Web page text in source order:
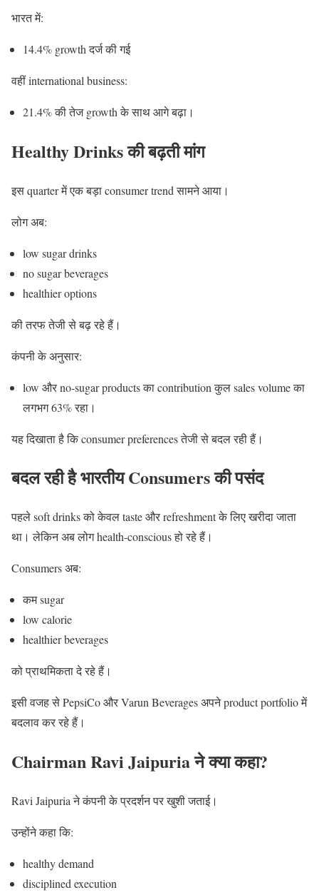
भारत में:
14.4% growth दर्ज की गई
वहीं international business:
21.4% की तेज growth के साथ आगे बढ़ा।
Healthy Drinks की बढ़ती मांग
इस quarter में एक बड़ा consumer trend सामने आया।
लोग अब:
low sugar drinks
no sugar beverages
healthier options
की तरफ तेजी से बढ़ रहे हैं।
कंपनी के अनुसार:
low और no-sugar products का contribution कुल sales volume का
लगभग 63% रहा।
यह दिखाता है कि consumer preferences तेजी से बदल रही हैं।
बदल रही है भारतीय Consumers की पसंद
पहले soft drinks को केवल taste और refreshment के लिए खरीदा जाता
था। लेकिन अब लोग health-conscious हो रहे हैं।
Consumers अब:
कम sugar
low calorie
healthier beverages
को प्राथमिकता दे रहे हैं।
इसी वजह से PepsiCo और Varun Beverages अपने product portfolio में
बदलाव कर रहे हैं।
Chairman Ravi Jaipuria ने क्या कहा?
Ravi Jaipuriaने कंपनी के प्रदर्शन पर खुशी जताई।
उन्होंने कहा कि:
healthy demand
disciplined execution